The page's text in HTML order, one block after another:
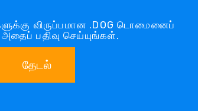
விருப்பமான .DOG டொமைனைப்
பதிவு செய்யுங்கள்.
தேடல்